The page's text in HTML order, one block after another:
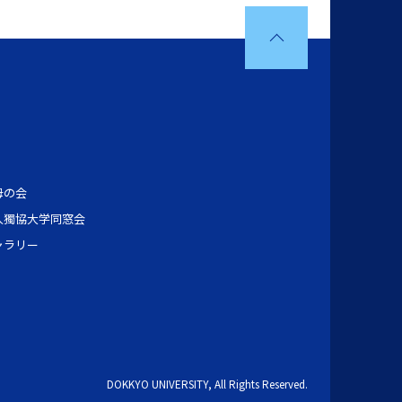
の会
協大学同窓会
リー
DOKKYO UNIVERSITY, All Rights Reserved.